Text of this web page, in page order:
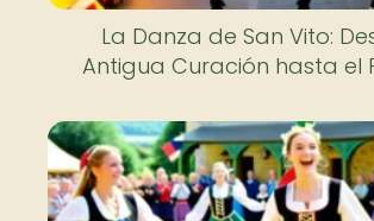
La Danza de San Vito:
Antigua Curación hasta el